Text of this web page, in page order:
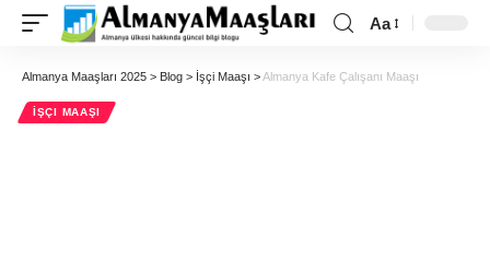
Aa
Almanya Maaşları 2025 > Blog > İşçi Maaşı >Almanya Kafe Çalışanı Maaşı
İŞÇI MAAŞI